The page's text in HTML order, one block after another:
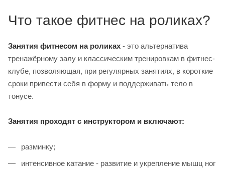
Что такое фитнес на роликах?
Занятия фитнесом на роликах - это альтернатива
тренажёрному залу и классическим тренировкам в фитнес-
клубе, позволяющая, при регулярных занятиях, в короткие
сроки привести себя в форму и поддерживать тело в
тонусе.
Занятия проходят с инструктором и включают:
разминку;
интенсивное катание - развитие и укрепление мышц ног